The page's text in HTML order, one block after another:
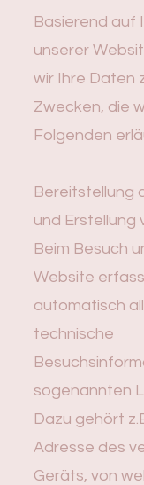
Basierend auf
unserer
wir Ihre Daten
Zwecken, die
Folgenden
Bereitstellung
und Erstellung
Beim Besuch
Website
automatisch
technische
sogenannten
Dazu gehört
Adresse des
Geräts, von